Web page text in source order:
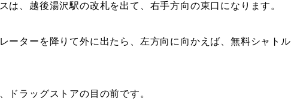
は、越後湯沢駅の改札を出て、右手方向の東口になります。
ーターを降りて外に出たら、左方向に向かえば、無料シャト
ドラッグストアの目の前です。